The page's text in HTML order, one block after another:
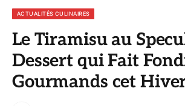
ACTUALITÉS CULINAIRES
Le Tiramisu au
Dessert qui Fait
Gourmands cet